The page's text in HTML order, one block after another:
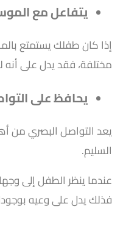
يتفاعل مع
إذا كان طفلك يستمتع
مختلفة، فقد يدل على أنه
يحافظ على
يعد التواصل البصري من
السليم.
عندما ينظر الطفل إلى
فذلك يدل على وعيه